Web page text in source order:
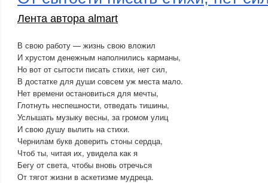
Лента автора almart
В свою работу — жизнь свою вложил
И хрустом денежным наполнились карманы,
Но вот от сытости писать стихи, нет сил,
В достатке для души совсем уж места мало.
Нет времени остановиться для мечты,
Глотнуть неспешности, отведать тишины,
Услышать музыку весны, за громом улиц
И свою душу вылить на стихи.
Чернилам букв доверить стоны сердца,
Чтоб ты, читая их, увидела как я
Бегу от света, чтобы вновь отречься
От тягот жизни в аскетизме мудреца.